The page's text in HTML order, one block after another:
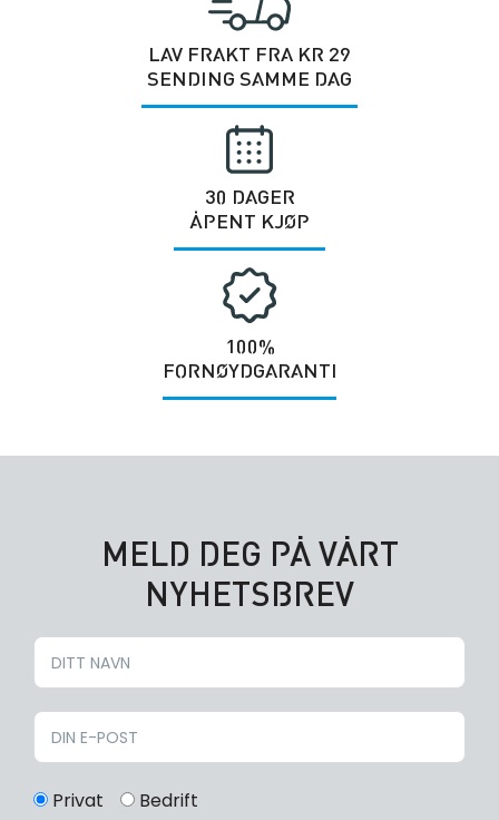
LAV FRAKT FRA KR 29
SENDING SAMME DAG
30 DAGER
ÅPENT KJØP
100%
FORNØYDGARANTI
MELD DEG PÅ VÅRT
NYHETSBREV
Privat Bedrift